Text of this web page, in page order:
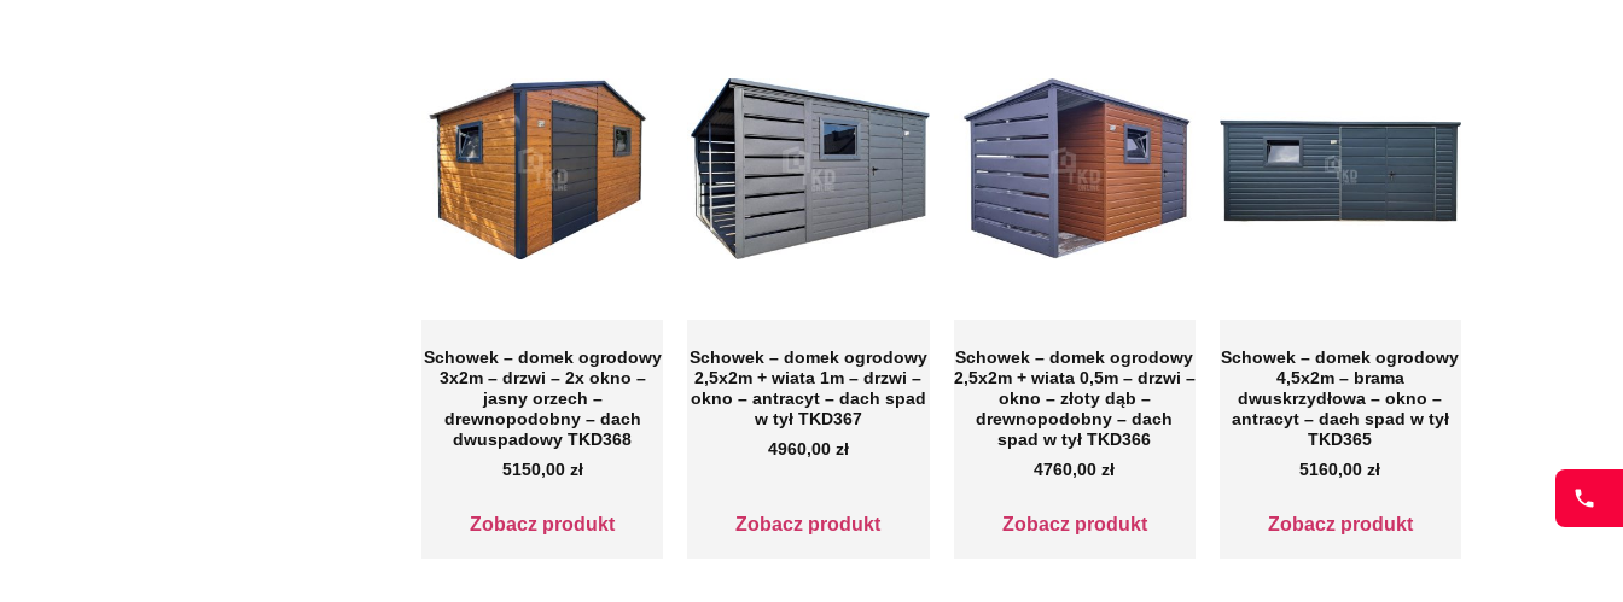
Schowek – domek ogrodowy
3x2m – drzwi – 2x okno –
jasny orzech –
drewnopodobny – dach
dwuspadowy TKD368
5150,00 zł
Zobacz produkt
Schowek – domek ogrodowy
2,5x2m + wiata 1m – drzwi –
okno – antracyt – dach spad
w tył TKD367
4960,00 zł
Zobacz produkt
Schowek – domek ogrodowy
2,5x2m + wiata 0,5m – drzwi –
okno – złoty dąb –
drewnopodobny – dach
spad w tył TKD366
4760,00zł
Zobacz produkt
Schowek – domek ogrodowy
4,5x2m – brama
dwuskrzydłowa – okno –
antracyt – dach spad w tył
TKD365
5160,00zł
Zobacz produkt